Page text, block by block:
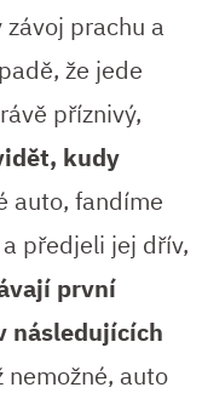
prachu a
že jede
příznivý,
kudy
auto, fandíme
předjeli jej dřív,
první
následujících
auto